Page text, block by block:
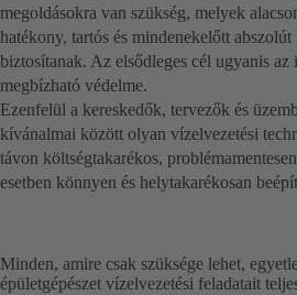
megoldásokra van szükség, melyek
hatékony, tartós és mindenekelőtt
biztosítanak. Az elsődleges cél ugyanis az
megbízható védelme.
Ezenfelül a kereskedők, tervezők és
kívánalmai között olyan vízelvezetési
távon költségtakarékos,
esetben könnyen és helytakarékosan
Minden, amire csak szüksége lehet,
épületgépészet vízelvezetési feladatait